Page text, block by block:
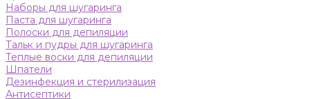
Наборы для шугаринга
Паста для шугаринга
Полоски для депиляции
Тальк и пудры для шугаринга
Теплые воски для депиляции
Шпатели
Дезинфекция и стерилизация
Антисептики